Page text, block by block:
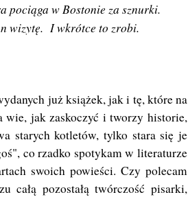
pociąga w Bostonie za sznurki.
wizytę. I wkrótce to zrobi.
już książek, jak i tę, które na
wie, jak zaskoczyć i tworzy historie,
starych kotletów, tylko stara się je
co rzadko spotykam w literaturze
swoich powieści. Czy polecam
pozostałą twórczość pisarki,